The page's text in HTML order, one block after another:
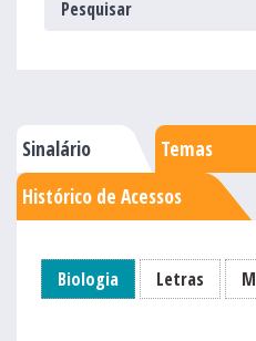
Sinalário Temas
Histórico de Acessos
Biologia Letras